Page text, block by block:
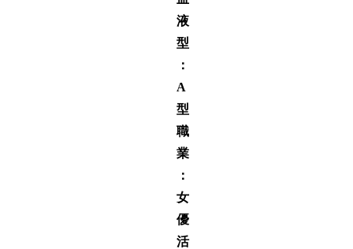
液
型
：
A
型
職
業
：
女
優
活